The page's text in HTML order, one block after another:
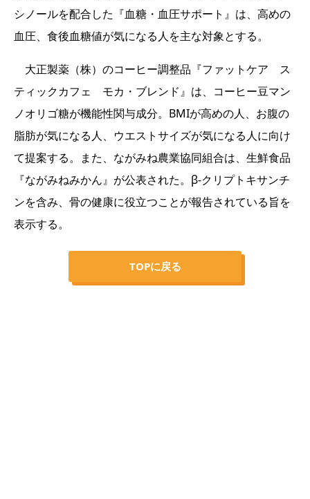
シノールを配合した『血糖・血圧サポート』は、高めの
血圧、食後血糖値が気になる人を主な対象とする。
大正製薬（株）のコーヒー調整品『ファットケア ス
ティックカフェ モカ・ブレンド』は、コーヒー豆マン
ノオリゴ糖が機能性関与成分。BMIが高めの人、お腹の
脂肪が気になる人、ウエストサイズが気になる人に向け
て提案する。また、ながみね農業協同組合は、生鮮食品
『ながみねみかん』が公表された。β-クリプトキサンチ
ンを含み、骨の健康に役立つことが報告されている旨を
表示する。
TOPに戻る